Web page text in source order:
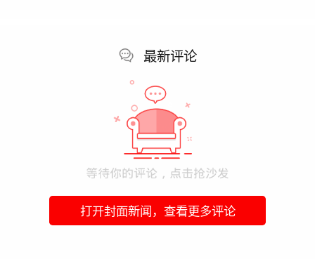
最新评论
打开封面新闻，查看更多评论